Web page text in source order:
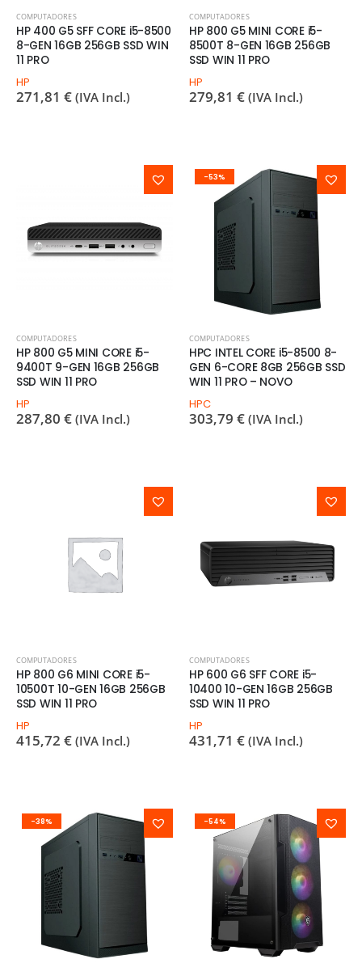
COMPUTADORES
HP 400 G5 SFF CORE i5-8500
8-GEN 16GB 256GB SSD WIN
11 PRO
HP
271,81 € (IVA Incl.)
COMPUTADORES
HP 800 G5 MINI CORE i5-
8500T 8-GEN 16GB 256GB
SSD WIN 11 PRO
HP
279,81 € (IVA Incl.)
COMPUTADORES
HP 800 G5 MINI CORE i5-
9400T 9-GEN 16GB 256GB
SSD WIN 11 PRO
HP
287,80 € (IVA Incl.)
-53%
COMPUTADORES
HPC INTEL CORE i5-8500 8-
GEN 6-CORE 8GB 256GB SSD
WIN 11 PRO – NOVO
HPC
303,79 € (IVA Incl.)
COMPUTADORES
HP 800 G6 MINI CORE i5-
10500T 10-GEN 16GB 256GB
SSD WIN 11 PRO
HP
415,72 € (IVA Incl.)
COMPUTADORES
HP 600 G6 SFF CORE i5-
10400 10-GEN 16GB 256GB
SSD WIN 11 PRO
HP
431,71 € (IVA Incl.)
-38% -54%